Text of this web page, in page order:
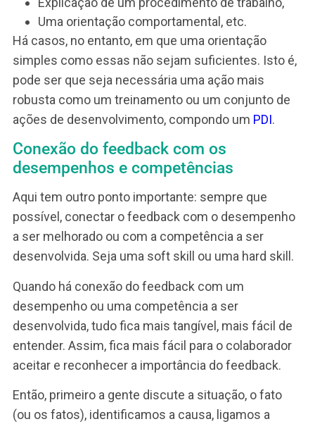
E em terceiro lugar, é preciso orientar as ações
que a pessoa deve realizar, ou quais as ações
necessárias para tratar a causa. Em outras
o que o colaborador precisa fazer para melhorar
evoluir.
Isso significa que não basta apenas apontar o
problema. Igualmente importante é identificar a
desenvolvimento.
As ações podem tanto ser fruto de orientações
simples do próprio gestor, como podem
ações de desenvolvimento mais robustas.
Uma orientação simples do gestor pode
Orientação sobre a melhor forma de
uma atividade,
Explicação mais detalhada do
de um processo,